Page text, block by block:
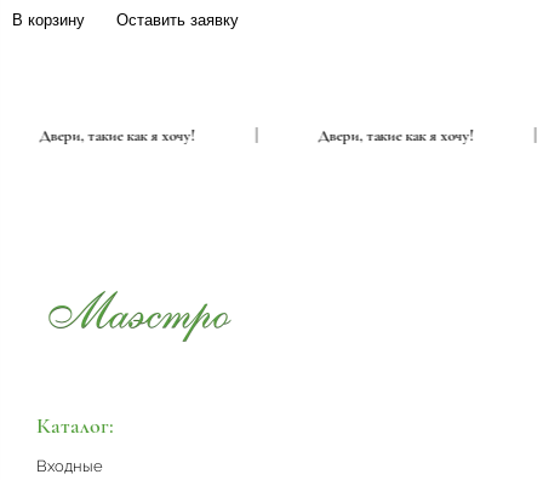
В корзину Оставить заявку
Двери, такие как я хочу! Двери, такие как я хочу!
Каталог:
Входные